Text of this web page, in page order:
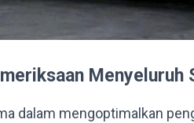
Menyeluruh
dalam mengoptimalkan